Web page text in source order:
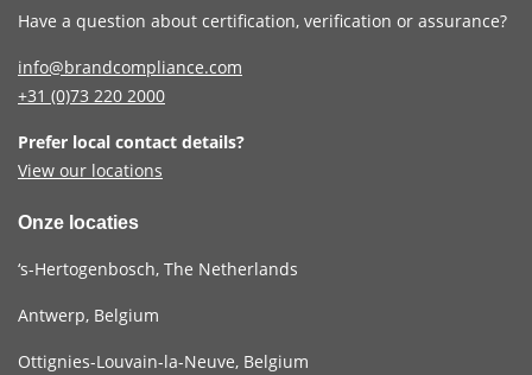
Have a question about certification, verification or assurance?
info@brandcompliance.com
+31 (0)73 220 2000
Prefer local contact details?
View our locations
Onze locaties
‘s-Hertogenbosch, The Netherlands
Antwerp, Belgium
Ottignies-Louvain-la-Neuve, Belgium